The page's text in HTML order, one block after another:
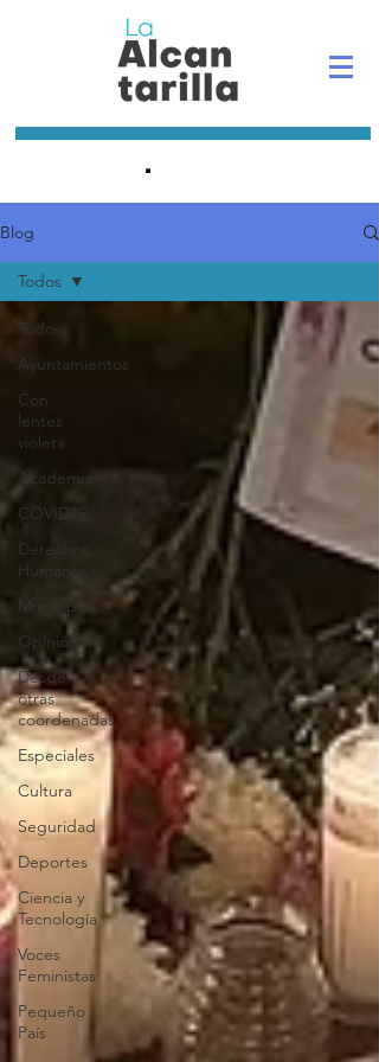
.
Blog
Todos
Ayuntamientos
Con
lentes
violeta
Academia
COVID19
Derechos
Humanos
Municipios
Opinión
Desde
otras
coordenadas
Especiales
Cultura
Seguridad
Deportes
Ciencia y
Tecnología
Voces
Feministas
Pequeño
País
Todos